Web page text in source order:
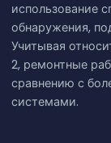
использование
обнаружения,
Учитывая
2, ремонтные
сравнению с
системами.